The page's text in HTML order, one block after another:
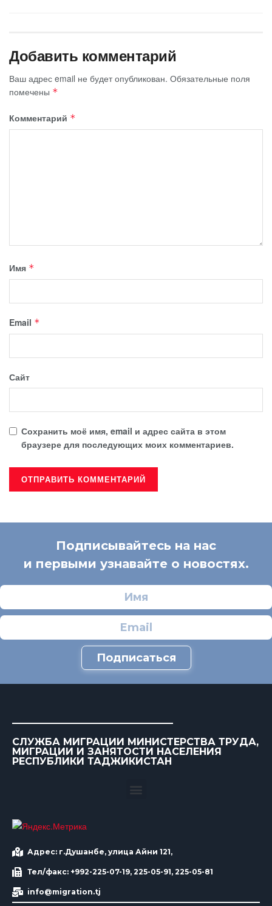
Добавить комментарий
Ваш адрес email не будет опубликован. Обязательные поля
помечены *
Комментарий *
Имя *
Email *
Сайт
Сохранить моё имя, email и адрес сайта в этом
браузере для последующих моих комментариев.
Подписывайтесь на нас
и первыми узнавайте о новостях.
Подписаться
СЛУЖБА МИГРАЦИИ МИНИСТЕРСТВА ТРУДА,
МИГРАЦИИ И ЗАНЯТОСТИ НАСЕЛЕНИЯ
РЕСПУБЛИКИ ТАДЖИКИСТАН
Адрес: г.Душанбе, улица Айни 121,
Тел/факс: +992-225-07-19, 225-05-91, 225-05-81
info@migration.tj